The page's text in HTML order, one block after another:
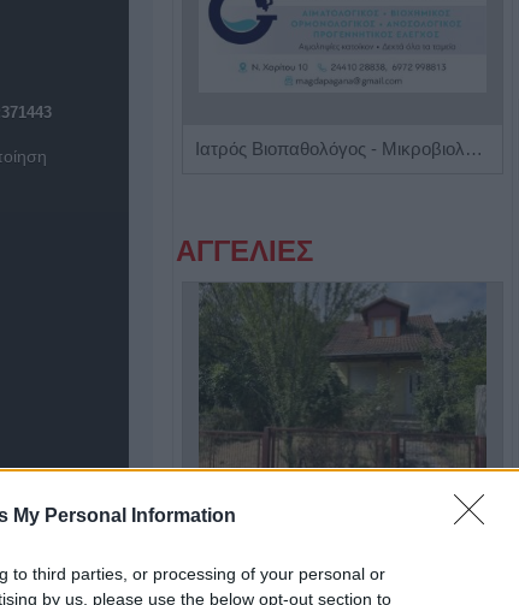
My Personal Information
to third parties, or processing of your personal or
by us, please use the below opt-out section to
Ιατρός Βιοπαθολόγος - Μικροβιολόγος 'Παγάνα Μάγδα'
ΑΓΓΕΛΙΕΣ
Η Αποκατάσταση Α.Ε. αναζητά για εργασία Νοσηλευτές και Βοηθούς Νοσηλευτές Πωλείται μονοκατοικία τριών επιπέδων στο καταπράσινο Πευκόφυτο Καρδίτσας